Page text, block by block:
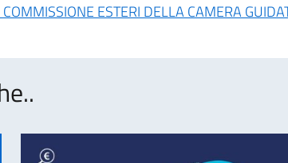
ESTERI DELLA CAMERA